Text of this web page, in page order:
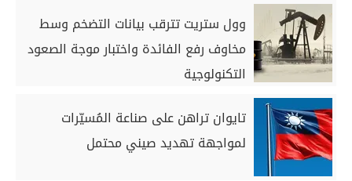
وول ستريت تترقب بيانات التضخم وسط
مخاوف رفع الفائدة واختبار موجة الصعود
التكنولوجية
تايوان تراهن على صناعة المُسيّرات
لمواجهة تهديد صيني محتمل